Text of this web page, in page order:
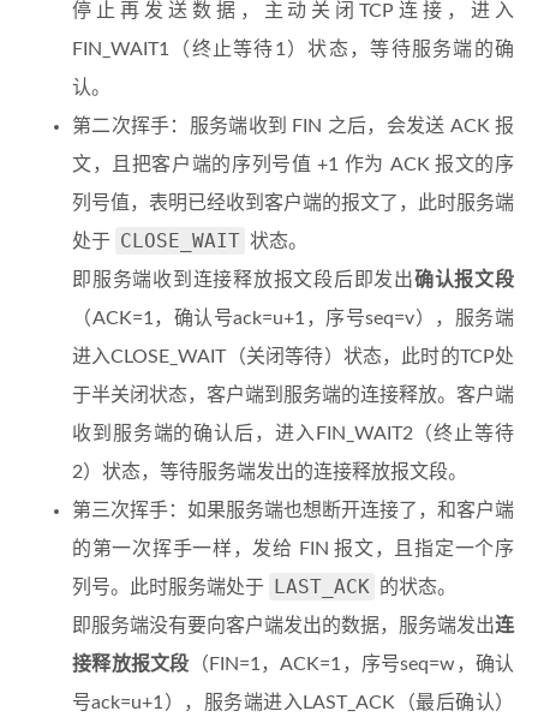
停止再发送数据，主动关闭TCP连接，进入
FIN_WAIT1（终止等待1）状态，等待服务端的确
认。
第二次挥手：服务端收到 FIN 之后，会发送 ACK 报
文，且把客户端的序列号值 +1 作为 ACK 报文的序
列号值，表明已经收到客户端的报文了，此时服务端
处于 CLOSE_WAIT 状态。
即服务端收到连接释放报文段后即发出确认报文段
（ACK=1，确认号ack=u+1，序号seq=v），服务端
进入CLOSE_WAIT（关闭等待）状态，此时的TCP处
于半关闭状态，客户端到服务端的连接释放。客户端
收到服务端的确认后，进入FIN_WAIT2（终止等待
2）状态，等待服务端发出的连接释放报文段。
第三次挥手：如果服务端也想断开连接了，和客户端
的第一次挥手一样，发给 FIN 报文，且指定一个序
列号。此时服务端处于 LAST_ACK
的状态。
即服务端没有要向客户端发出的数据，服务端发出连
接释放报文段 （FIN=1，ACK=1，序号seq=w，确认
号ack=u+1），服务端进入LAST_ACK（最后确认）